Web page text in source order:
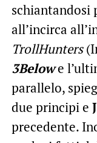
schiantandosi
all’incirca
TrollHunters
3Belowe
parallelo,
due principi e
precedente.